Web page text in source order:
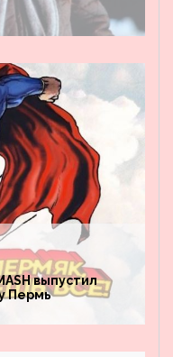
выпустил
Пермь